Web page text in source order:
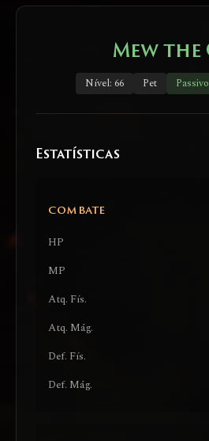
Mew the
Nível: 66 Pet Passivo
Estatísticas
COMBATE
HP
MP
Atq. Fís.
Atq. Mág.
Def. Fís.
Def. Mág.